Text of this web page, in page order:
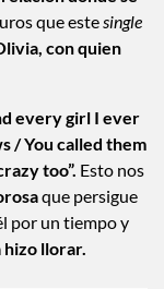
que estesingle
con quien
every girl I ever
/ You called them
too”. Esto nos
que persigue
por un tiempo y
hizo llorar.